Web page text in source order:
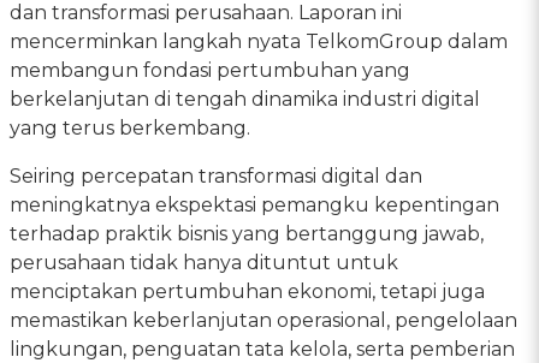
dan transformasi perusahaan. Laporan ini
mencerminkan langkah nyata TelkomGroup dalam
membangun fondasi pertumbuhan yang
berkelanjutan di tengah dinamika industri digital
yang terus berkembang.
Seiring percepatan transformasi digital dan
meningkatnya ekspektasi pemangku kepentingan
terhadap praktik bisnis yang bertanggung jawab,
perusahaan tidak hanya dituntut untuk
menciptakan pertumbuhan ekonomi, tetapi juga
memastikan keberlanjutan operasional, pengelolaan
lingkungan, penguatan tata kelola, serta pemberian